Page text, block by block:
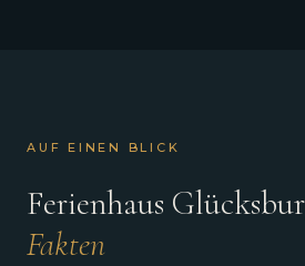
AUF EINEN BLICK
Ferienhaus
Fakten